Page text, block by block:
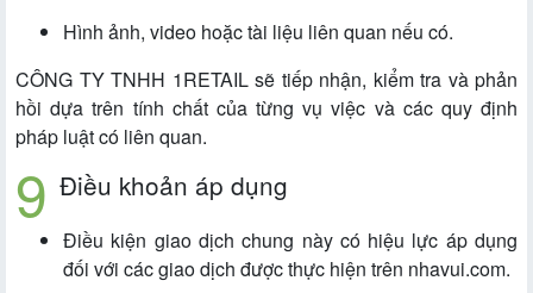
Hình ảnh, video hoặc tài liệu liên quan nếu có.
CÔNG TY TNHH 1RETAIL sẽ tiếp nhận, kiểm tra và phản
hồi dựa trên tính chất của từng vụ việc và các quy định
pháp luật có liên quan.
Điều khoản áp dụng
Điều kiện giao dịch chung này có hiệu lực áp dụng
đối với các giao dịch được thực hiện trên nhavui.com.